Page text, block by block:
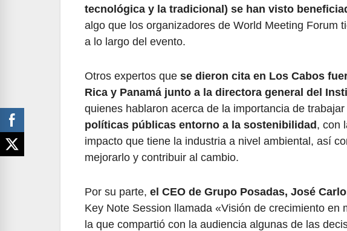
tecnológica y la tradicional) se han visto
algo que los organizadores de World Meeting Forum
a lo largo del evento.
Otros expertos que se dieron cita en Los Cabos
Rica y Panamá junto a la directora general del
quienes hablaron acerca de la importancia de
políticas públicas entorno a la sostenibilidad , con
impacto que tiene la industria a nivel ambiental, así
mejorarlo y contribuir al cambio.
Por su parte, el CEO de Grupo Posadas, José
Key Note Session llamada «Visión de crecimiento en
la que compartió con la audiencia algunas de las